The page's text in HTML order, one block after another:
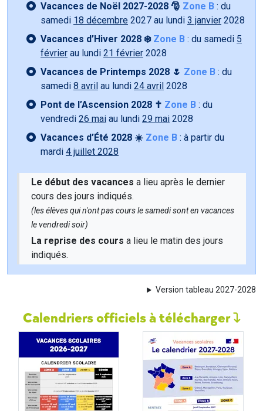
Vacances de Noël 2027-2028 🎅 Zone B : du
samedi 18 décembre 2027 au lundi 3 janvier 2028
Vacances d’Hiver 2028 ❄️ Zone B : du samedi 5
février au lundi 21 février 2028
Vacances de Printemps 2028 🌷 Zone B : du
samedi 8 avril au lundi 24 avril 2028
Pont de l’Ascension 2028 ✝️ Zone B : du
vendredi 26 mai au lundi 29 mai 2028
Vacances d’Été 2028 ☀️ Zone B : à partir du
mardi 4 juillet 2028
Le début des vacances a lieu après le dernier
cours des jours indiqués.
(les élèves qui n'ont pas cours le samedi sont en vacances
le vendredi soir)
La reprise des cours a lieu le matin des jours
indiqués.
Version tableau 2027-2028
Calendriers officiels à télécharger